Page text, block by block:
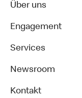
Über uns
Engagement
Services
Newsroom
Kontakt